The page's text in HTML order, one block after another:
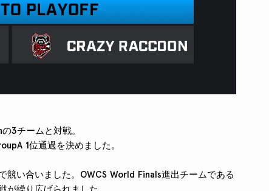
3チームと対戦。
1位通過を決めました。
い合いました。OWCS World Finals進出チームである